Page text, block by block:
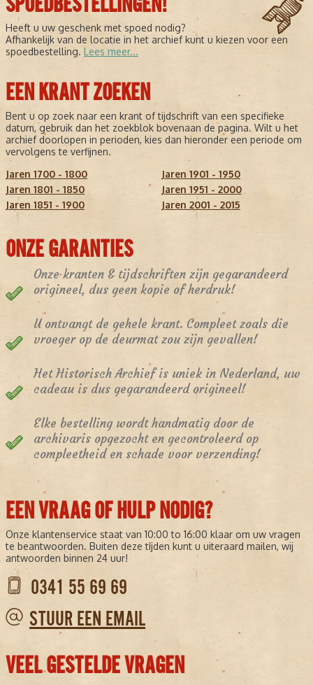
Heeft u uw geschenk met spoed nodig?
Afhankelijk van de locatie in het archief kunt u kiezen voor een
spoedbestelling. Lees meer...
EEN KRANT ZOEKEN
Bent u op zoek naar een krant of tijdschrift van een specifieke
datum, gebruik dan het zoekblok bovenaan de pagina. Wilt u het
archief doorlopen in perioden, kies dan hieronder een periode om
vervolgens te verfijnen.
Jaren 1700 - 1800
Jaren 1801 - 1850
Jaren 1851 - 1900
Jaren 1901 - 1950
Jaren 1951 - 2000
Jaren 2001 - 2015
ONZE GARANTIES
Onze kranten & tijdschriften zijn gegarandeerd
origineel, dus geen kopie of herdruk!
U ontvangt de gehele krant. Compleet zoals die
vroeger op de deurmat zou zijn gevallen!
Het Historisch Archief is uniek in Nederland, uw
cadeau is dus gegarandeerd origineel!
Elke bestelling wordt handmatig door de
archivaris opgezocht en gecontroleerd op
compleetheid en schade voor verzending!
EEN VRAAG OF HULP NODIG?
Onze klantenservice staat van 10:00 to 16:00 klaar om uw vragen
te beantwoorden. Buiten deze tijden kunt u uiteraard mailen, wij
antwoorden binnen 24 uur!
0341 55 69 69
STUUR EEN EMAIL
VEEL GESTELDE VRAGEN